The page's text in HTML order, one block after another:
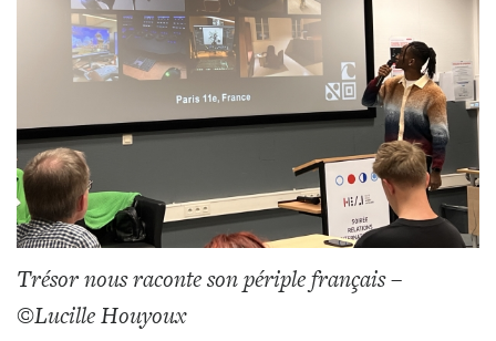
Trésor nous raconte son périple français–
©Lucille Houyoux